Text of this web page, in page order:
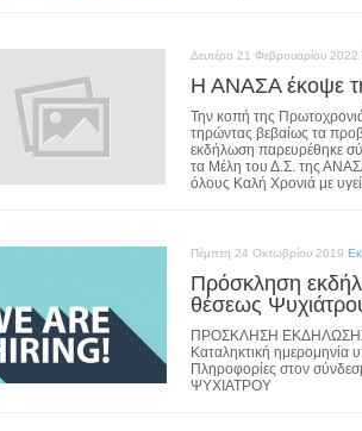
Δευτέρα 21 Φεβρουαρίου 2022
Η ΑΝΑΣΑ έκοψε
Την κοπή της
τηρώντας βεβαίως τα
εκδήλωση παρευρέθηκε
τα Μέλη του Δ.Σ. της
όλους Καλή Χρονιά με
Πέμπτη 24 Οκτωβρίου 2019
Πρόσκληση
θέσεως
ΠΡΟΣΚΛΗΣΗ
Καταληκτική ημερομηνία
Πληροφορίες στον
ΨΥΧΙΑΤΡΟΥ